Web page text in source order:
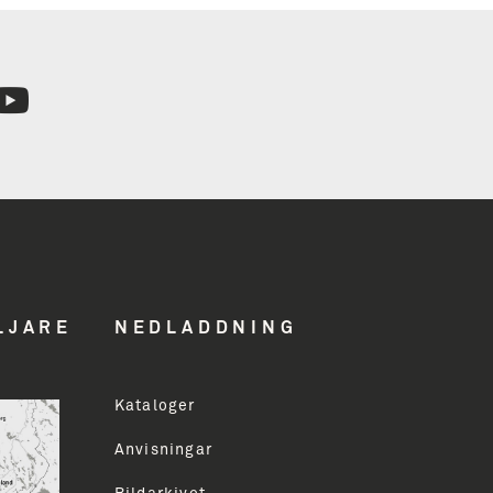
NEDLADDNING
Kataloger
Anvisningar